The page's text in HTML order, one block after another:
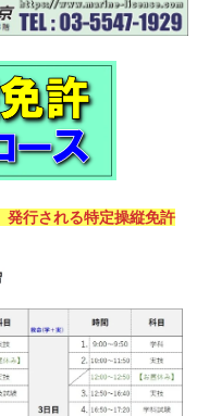
発行される特定操縦免許